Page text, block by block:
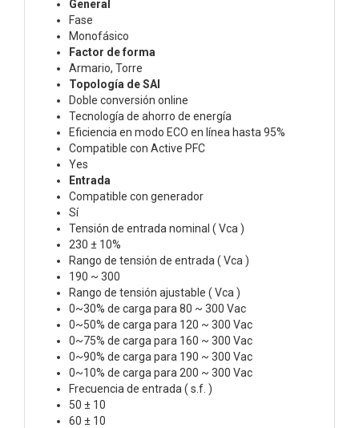
General
Fase
Monofásico
Factor de forma
Armario, Torre
Topología de SAI
Doble conversión online
Tecnología de ahorro de energía
Eficiencia en modo ECO en línea hasta 95%
Compatible con Active PFC
Yes
Entrada
Compatible con generador
Sí
Tensión de entrada nominal ( Vca )
230 ± 10%
Rango de tensión de entrada ( Vca )
190 ~ 300
Rango de tensión ajustable ( Vca )
0~30% de carga para 80 ~ 300 Vac
0~50% de carga para 120 ~ 300 Vac
0~75% de carga para 160 ~ 300 Vac
0~90% de carga para 190 ~ 300 Vac
0~10% de carga para 200 ~ 300 Vac
Frecuencia de entrada ( s.f. )
50 ± 10
60 ± 10